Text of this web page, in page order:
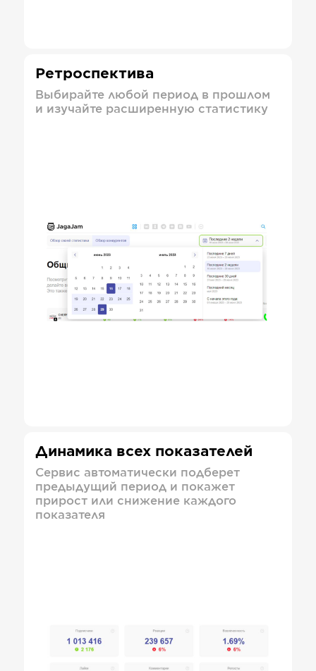
Ретроспектива
Выбирайте любой период в прошлом
и изучайте расширенную статистику
Динамика всех показателей
Сервис автоматически подберет
предыдущий период и покажет
прирост или снижение каждого
показателя